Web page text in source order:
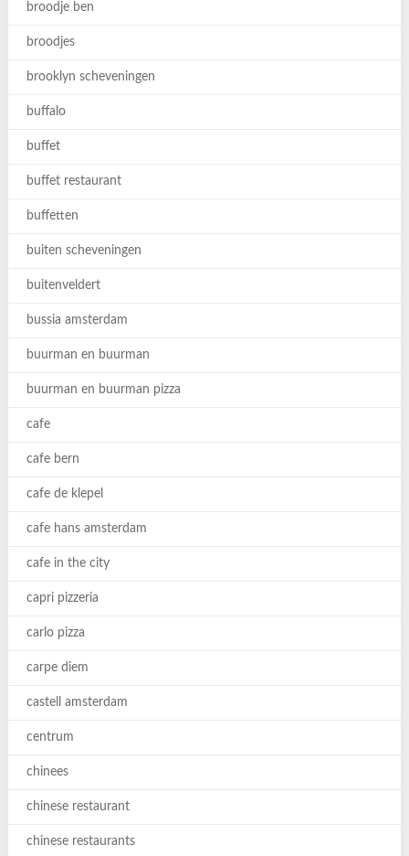
broodje ben
broodjes
brooklyn scheveningen
buffalo
buffet
buffet restaurant
buffetten
buiten scheveningen
buitenveldert
bussia amsterdam
buurman en buurman
buurman en buurman pizza
cafe
cafe bern
cafe de klepel
cafe hans amsterdam
cafe in the city
capri pizzeria
carlo pizza
carpe diem
castell amsterdam
centrum
chinees
chinese restaurant
chinese restaurants